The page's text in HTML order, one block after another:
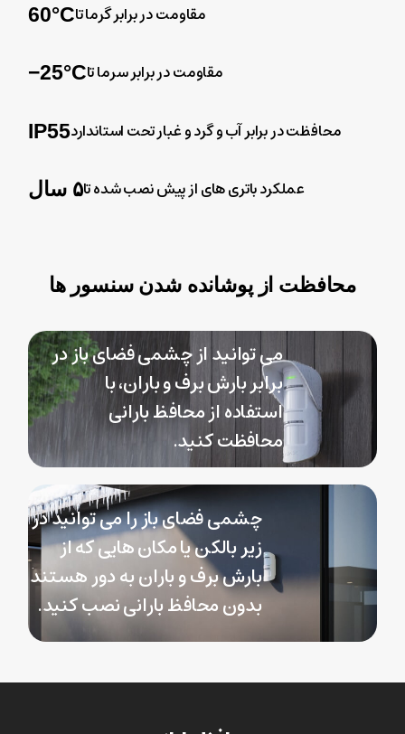
مقاومت در برابر گرما تا60°С
مقاومت در برابر سرما تا25°С−
محافظت در برابر آب و گرد و غبار تحت استانداردIP55
عملکرد باتری های از پیش نصب شده تا۵ سال
محافظت از پوشانده شدن سنسور ها
می توانید از چشمی فضای باز در
برابر بارش برف و باران، با
استفاده از محافظ بارانی
محافظت کنید.
چشمی فضای باز را می توانید در
زیر بالکن یا مکان هایی که از
بارش برف و باران به دور هستند
بدون محافظ بارانی نصب کنید.